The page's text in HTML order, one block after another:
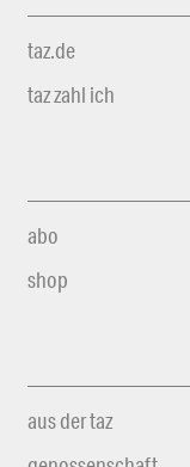
taz.de
taz zahl ich
abo
shop
aus der taz